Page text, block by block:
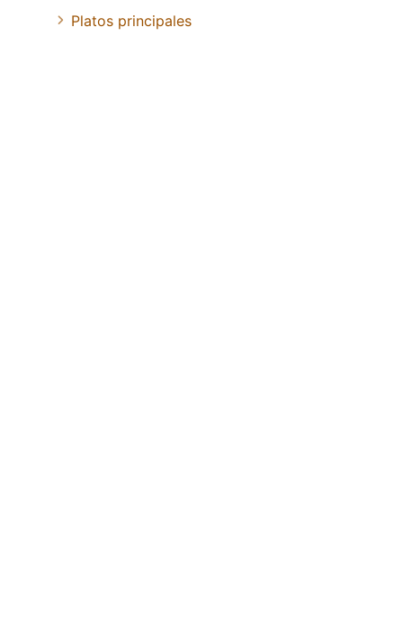
Platos principales